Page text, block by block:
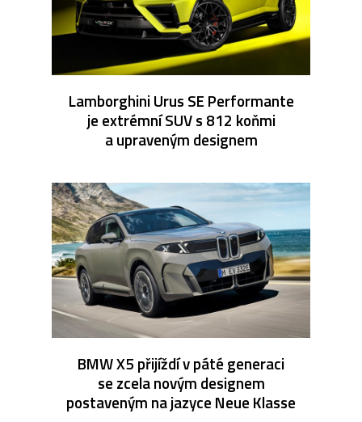
Lamborghini Urus SE Performante
je extrémní SUV s 812 koňmi
a upraveným designem
BMW X5 přijíždí v páté generaci
se zcela novým designem
postaveným na jazyce Neue Klasse